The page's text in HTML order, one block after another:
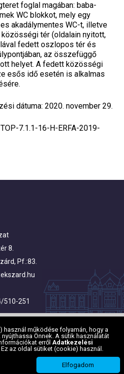
működése folyamán, hogy a
Önnek. A sütik használatát
erről Adatkezelési
az oldal sütiket (cookie) használ.
Elfogadom
foglal magában: baba-
WC blokkot, mely egy
akadálymentes WC-t, illetve
tér (oldalain nyitott,
fedett oszlopos tér és
az összefüggő
helyet. A fedett közösségi
esős idő esetén is alkalmas
dátuma: 2020. november 29.
7.1.1-16-H-ERFA-2019-
8.
Pf.:83.
510-251